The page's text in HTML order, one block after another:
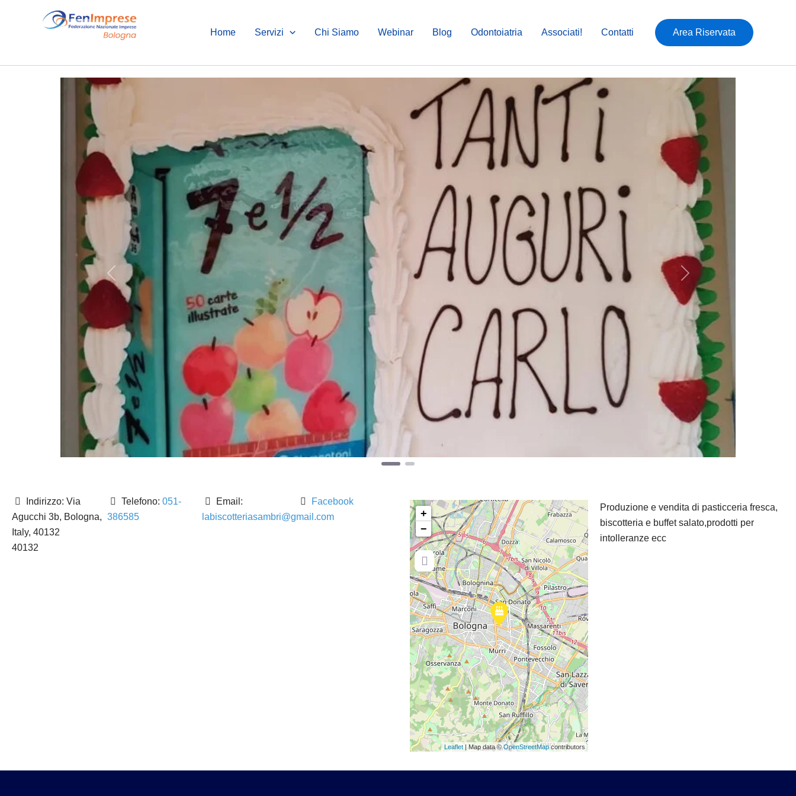
Home Servizi Chi Siamo Webinar Blog Odontoiatria Associati! Contatti Area Riservata
Precedente Successivo
Indirizzo: Via
Agucchi 3b, Bologna,
Italy, 40132
40132
Telefono: 051-
386585
Email:
labiscotteriasambri@gmail.com
Facebook
+
−
Leaflet | Map data ©OpenStreetMapcontributors
Produzione e vendita di pasticceria fresca,
biscotteria e buffet salato,prodotti per
intolleranze ecc